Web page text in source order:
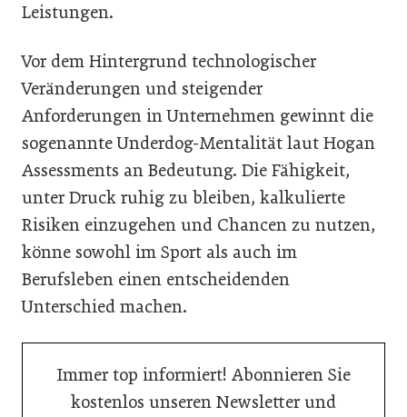
Leistungen.
Vor dem Hintergrund technologischer
Veränderungen und steigender
Anforderungen in Unternehmen gewinnt die
sogenannte Underdog-Mentalität laut Hogan
Assessments an Bedeutung. Die Fähigkeit,
unter Druck ruhig zu bleiben, kalkulierte
Risiken einzugehen und Chancen zu nutzen,
könne sowohl im Sport als auch im
Berufsleben einen entscheidenden
Unterschied machen.
Immer top informiert! Abonnieren Sie
kostenlos unseren Newsletter und